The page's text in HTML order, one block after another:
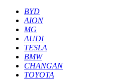
BYD
AION
MG
AUDI
TESLA
BMW
CHANGAN
TOYOTA